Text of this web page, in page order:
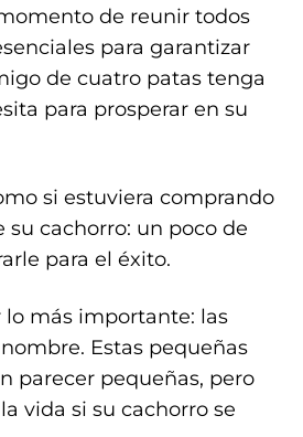
de reunir todos
para garantizar
de cuatro patas tenga
para prosperar en su
si estuviera comprando
cachorro: un poco de
para el éxito.
lo más importante: las
Estas pequeñas
parecer pequeñas, pero
vida si su cachorro se